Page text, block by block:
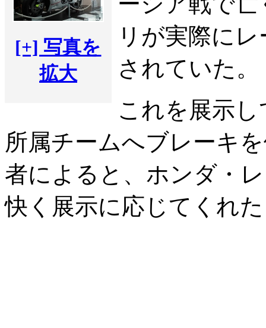
[+] 写真を
拡大
リが実際に
されていた。
これを展示
所属チームへブレーキ
者によると、ホンダ・
快く展示に応じてくれ